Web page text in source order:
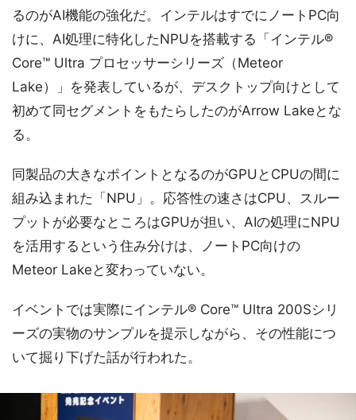
るのがAI機能の強化だ。インテルはすでにノートPC向
けに、AI処理に特化したNPUを搭載する「インテル®
Core™ Ultra プロセッサーシリーズ（Meteor
Lake）」を発表しているが、デスクトップ向けとして
初めて同セグメントをもたらしたのがArrow Lakeとな
る。
同製品の大きなポイントとなるのがGPUとCPUの間に
組み込まれた「NPU」。応答性の速さはCPU、スルー
プットが必要なところはGPUが担い、AIの処理にNPU
を活用するという住み分けは、ノートPC向けの
Meteor Lakeと変わっていない。
イベントでは実際にインテル® Core™ Ultra 200Sシリ
ーズの実物のサンプルを提示しながら、その性能につ
いて掘り下げた話が行われた。